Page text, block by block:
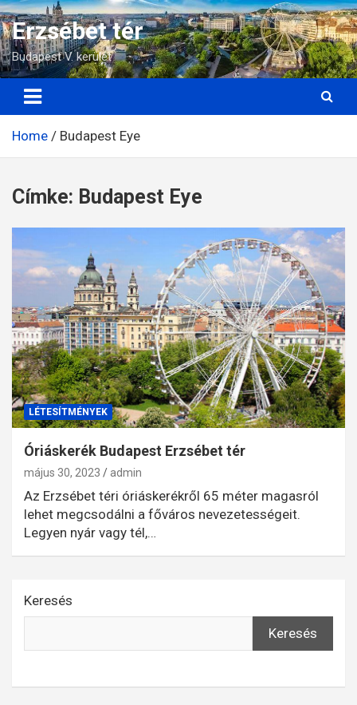
Skip
to
content
Erzsébet tér
Budapest V. kerület
Home Budapest Eye
Címke: Budapest Eye
LÉTESÍTMÉNYEK
Óriáskerék Budapest Erzsébet tér
május 30, 2023 admin
Az Erzsébet téri óriáskerékről 65 méter magasról
lehet megcsodálni a főváros nevezetességeit.
Legyen nyár vagy tél,…
Keresés
Keresés